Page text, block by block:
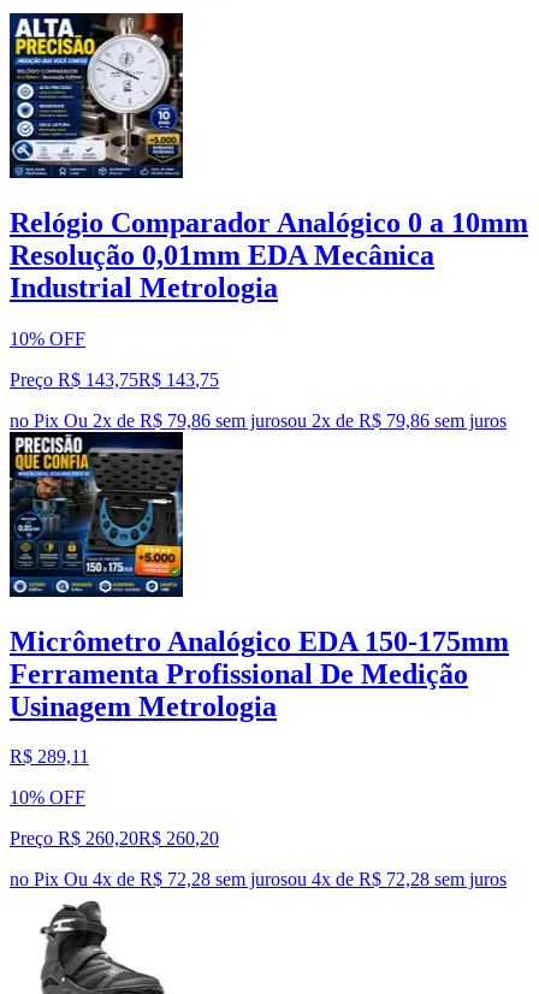
Relógio Comparador Analógico 0 a 10mm
Resolução 0,01mm EDA Mecânica
Industrial Metrologia
10% OFF
Preço R$ 143,75R$ 143,75
no Pix Ou 2x de R$ 79,86 sem jurosou 2x de R$ 79,86 sem juros
Micrômetro Analógico EDA 150-175mm
Ferramenta Profissional De Medição
Usinagem Metrologia
R$ 289,11
10% OFF
Preço R$ 260,20R$ 260,20
no Pix Ou 4x de R$ 72,28 sem jurosou 4x de R$ 72,28 sem juros